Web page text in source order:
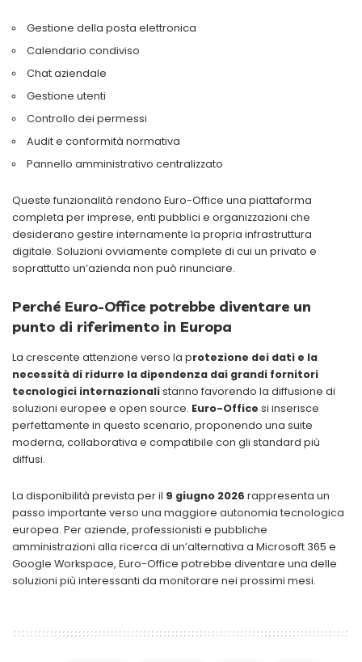
Gestione della posta elettronica
Calendario condiviso
Chat aziendale
Gestione utenti
Controllo dei permessi
Audit e conformità normativa
Pannello amministrativo centralizzato
Queste funzionalità rendono Euro-Office una piattaforma
completa per imprese, enti pubblici e organizzazioni che
desiderano gestire internamente la propria infrastruttura
digitale. Soluzioni ovviamente complete di cui un privato e
soprattutto un’azienda non può rinunciare.
Perché Euro-Office potrebbe diventare un
punto di riferimento in Europa
La crescente attenzione verso la protezione dei dati e la
necessità di ridurre la dipendenza dai grandi fornitori
tecnologici internazionalistanno favorendo la diffusione di
soluzioni europee e open source. Euro-Office si inserisce
perfettamente in questo scenario, proponendo una suite
moderna, collaborativa e compatibile con gli standard più
diffusi.
La disponibilità prevista per il 9 giugno 2026 rappresenta un
passo importante verso una maggiore autonomia tecnologica
europea. Per aziende, professionisti e pubbliche
amministrazioni alla ricerca di un’alternativa a Microsoft 365 e
Google Workspace, Euro-Office potrebbe diventare una delle
soluzioni più interessanti da monitorare nei prossimi mesi.